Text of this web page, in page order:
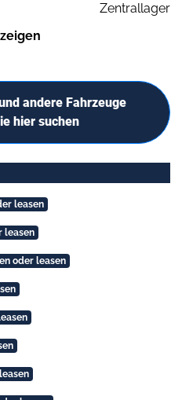
Zentrallager
andere Fahrzeuge
hier suchen
leasen
leasen
oder leasen